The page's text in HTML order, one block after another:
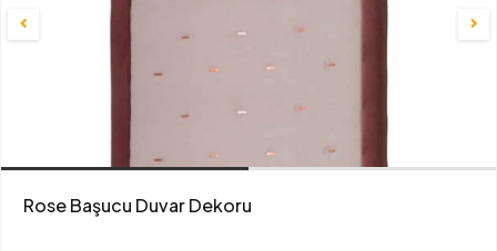
Rose Başucu Duvar Dekoru